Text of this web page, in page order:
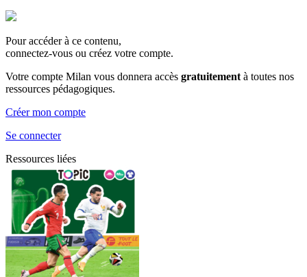
Pour accéder à ce contenu,
connectez-vous ou créez votre compte.
Votre compte Milan vous donnera accès gratuitement à toutes nos
ressources pédagogiques.
Créer mon compte
Se connecter
Ressources liées